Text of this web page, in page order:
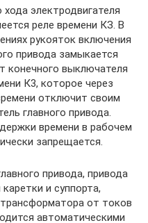
электродвигателя
реле времени КЗ. В
рукояток включения
привода замыкается
конечного выключателя
К3, которое через
отключит своим
главного привода.
времени в рабочем
запрещается.
привода, привода
и суппорта,
от токов
автоматическими